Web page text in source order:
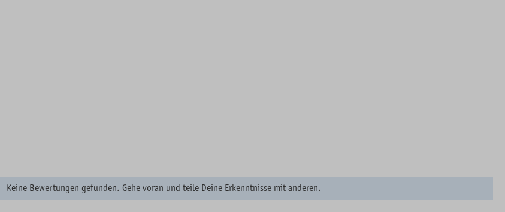
Keine Bewertungen gefunden. Gehe voran und teile Deine Erkenntnisse mit anderen.